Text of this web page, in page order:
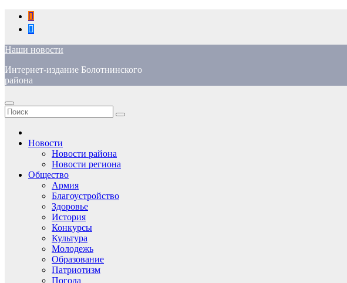
Перейти
содержимому
Наши новости
Интернет-издание Болотнинского
района
Новости
Новости района
Новости региона
Общество
Армия
Благоустройство
Здоровье
История
Конкурсы
Культура
Молодежь
Образование
Патриотизм
Погода